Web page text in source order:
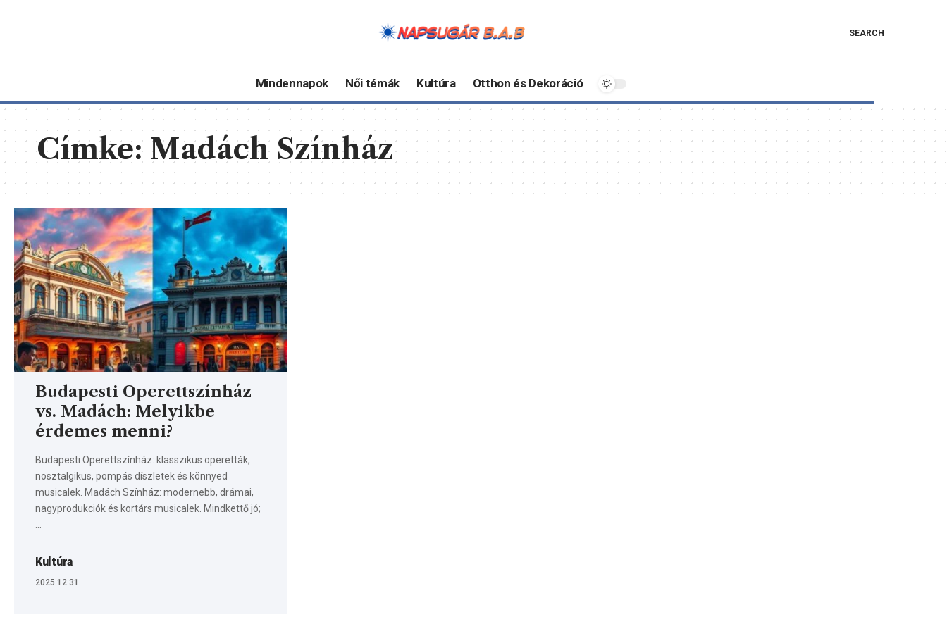
SEARCH
Mindennapok Női témák Kultúra Otthon és Dekoráció
Címke: Madách Színház
Budapesti Operettszínház
vs. Madách: Melyikbe
érdemes menni?
Budapesti Operettszínház: klasszikus operetták,
nosztalgikus, pompás díszletek és könnyed
musicalek. Madách Színház: modernebb, drámai,
nagyprodukciók és kortárs musicalek. Mindkettő jó;
Kultúra
2025.12.31.